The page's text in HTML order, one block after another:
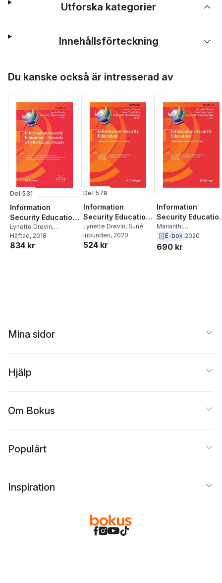
Utforska kategorier
Innehållsförteckning
Du kanske också är intresserad av
Del 531
Information
Security Education
– Towards a
Cybersecure
Society
Lynette Drevin,
Marianthi Theocharidou
Häftad, 2018
834 kr
Del 579
Information
Security Education.
Information
Security in Action
Lynette Drevin, Suné
Von Solms ,Marianthi
Theocharidou
Inbunden, 2020
524 kr
Information
Security
Information
Security in Action
Marianthi
Theocharidou,
Von Solms
E-bok 2020
690 kr
Mina sidor
Hjälp
Om Bokus
Populärt
Inspiration